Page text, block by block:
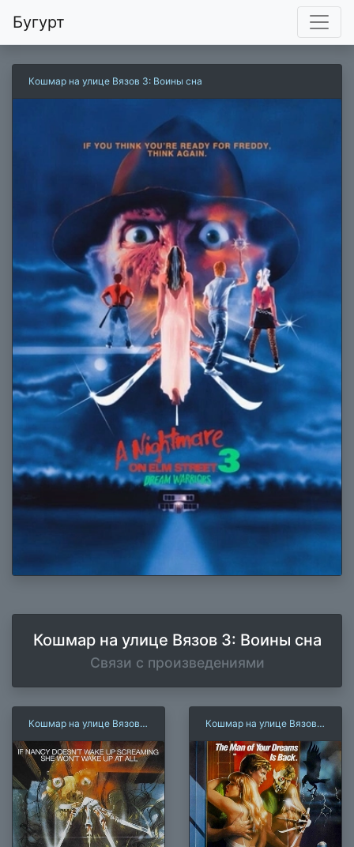
Бугурт
Кошмар на улице Вязов 3: Воины сна
Кошмар на улице Вязов 3: Воины сна
Связи с произведениями
Кошмар на улице Вязов
Кошмар на улице Вязов